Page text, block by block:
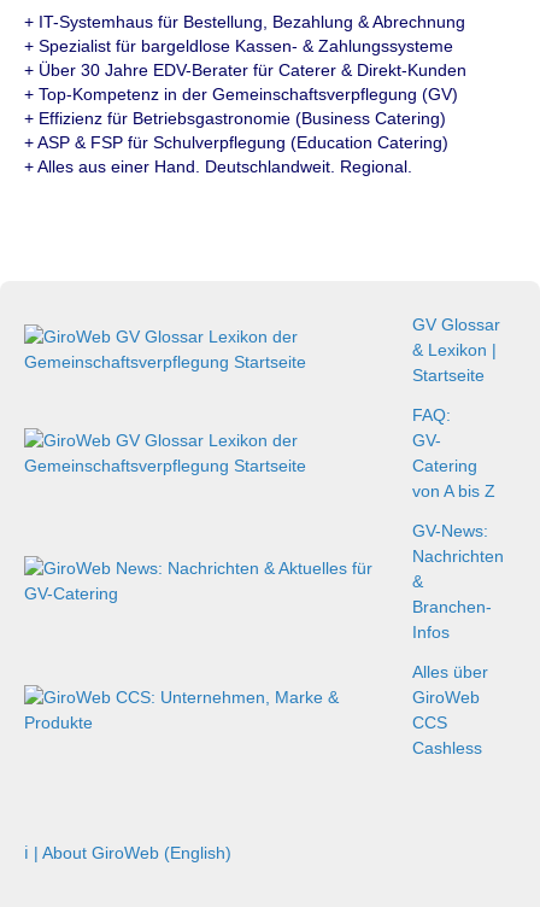
+ IT-Systemhaus für Bestellung, Bezahlung & Abrechnung
+ Spezialist für bargeldlose Kassen- & Zahlungssysteme
+ Über 30 Jahre EDV-Berater für Caterer & Direkt-Kunden
+ Top-Kompetenz in der Gemeinschaftsverpflegung (GV)
+ Effizienz für Betriebsgastronomie (Business Catering)
+ ASP & FSP für Schulverpflegung (Education Catering)
+ Alles aus einer Hand. Deutschlandweit. Regional.
GV Glossar
& Lexikon |
Startseite
FAQ:
GV-
Catering
von A bis Z
GV-News:
Nachrichten
&
Branchen-
Infos
Alles über
GiroWeb
CCS
Cashless
ℹ️ | About GiroWeb (English)